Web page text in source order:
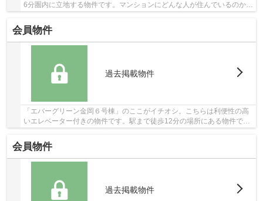
6分圏内に立地する物件です。マンションにどんな人が住んでいるのかも
会員物件
過去掲載物件
「エバーグリーン金岡６号棟」のここがイチオシ。こちらは利便性の高
いエレベーター付きの物件です。駅まで徒歩12分の場所にある物件で
会員物件
過去掲載物件